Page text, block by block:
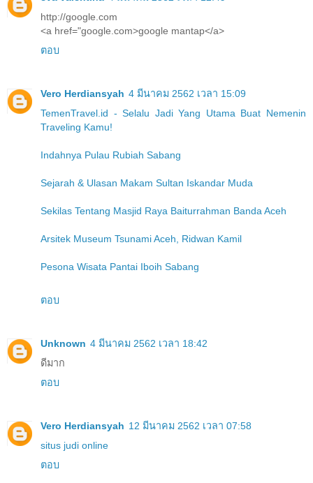
http://google.com
<a href="google.com>google mantap</a>
ตอบ
Vero Herdiansyah 4 มีนาคม 2562 เวลา 15:09
TemenTravel.id - Selalu Jadi Yang Utama Buat Nemenin
Traveling Kamu!
Indahnya Pulau Rubiah Sabang
Sejarah & Ulasan Makam Sultan Iskandar Muda
Sekilas Tentang Masjid Raya Baiturrahman Banda Aceh
Arsitek Museum Tsunami Aceh, Ridwan Kamil
Pesona Wisata Pantai Iboih Sabang
ตอบ
Unknown 4 มีนาคม 2562 เวลา 18:42
ดีมาก
ตอบ
Vero Herdiansyah 12 มีนาคม 2562 เวลา 07:58
situs judi online
ตอบ